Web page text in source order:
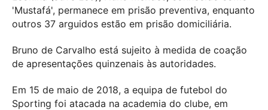
'Mustafá', permanece em prisão preventiva, enquanto
outros 37 arguidos estão em prisão domiciliária.
Bruno de Carvalho está sujeito à medida de coação
de apresentações quinzenais às autoridades.
Em 15 de maio de 2018, a equipa de futebol do
Sporting foi atacada na academia do clube, em